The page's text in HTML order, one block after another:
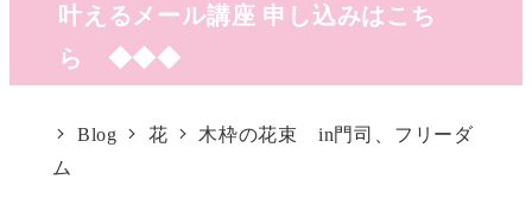
叶えるメール講座 申し込みはこち
ら ◆◆◆
Blog 花
木枠の花束 in門司、フリーダ
ム